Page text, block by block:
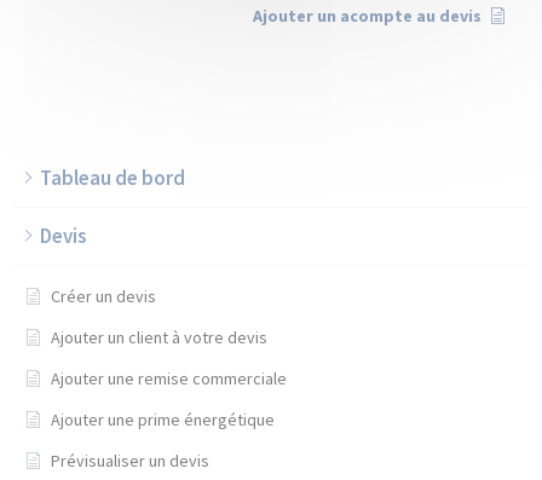
Tableau de bord
Devis
Créer un devis
Ajouter un client à votre devis
Ajouter une remise commerciale
Ajouter une prime énergétique
Prévisualiser un devis
Ajouter un acompte au devis